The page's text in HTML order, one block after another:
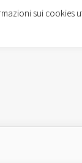
sui cookies